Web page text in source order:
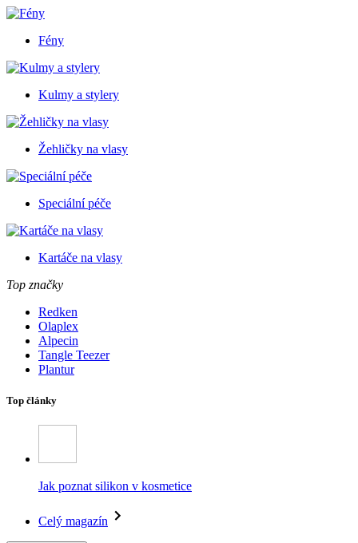
Fény
Kulmy a stylery
Žehličky na vlasy
Speciální péče
Kartáče na vlasy
Top značky
Redken
Olaplex
Alpecin
Tangle Teezer
Plantur
Top články
Jak poznat silikon v kosmetice
Celý magazín